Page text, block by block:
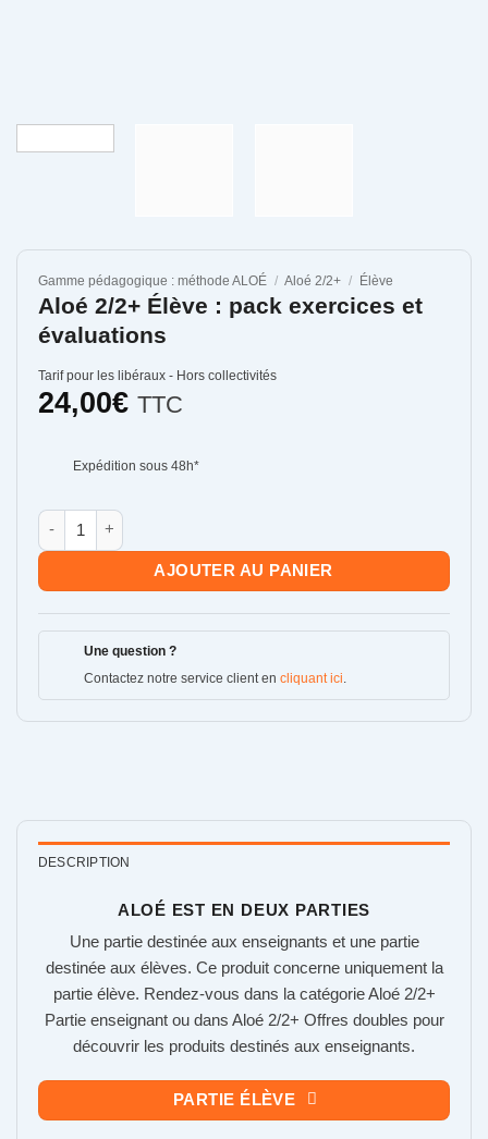
Gamme pédagogique : méthode ALOÉ / Aloé 2/2+ / Élève
Aloé 2/2+ Élève : pack exercices et
évaluations
Tarif pour les libéraux - Hors collectivités
24,00€ TTC
Expédition sous 48h*
quantité de Aloé 2/2+ Élève : pack exercices et évaluations
AJOUTER AU PANIER
Une question ?
Contactez notre service client encliquant ici
DESCRIPTION
ALOÉ EST EN DEUX PARTIES
Une partie destinée aux enseignants et une partie
destinée aux élèves. Ce produit concerne uniquement la
partie élève. Rendez-vous dans la catégorie Aloé 2/2+
Partie enseignant ou dans Aloé 2/2+ Offres doubles pour
découvrir les produits destinés aux enseignants.
PARTIE ÉLÈVE